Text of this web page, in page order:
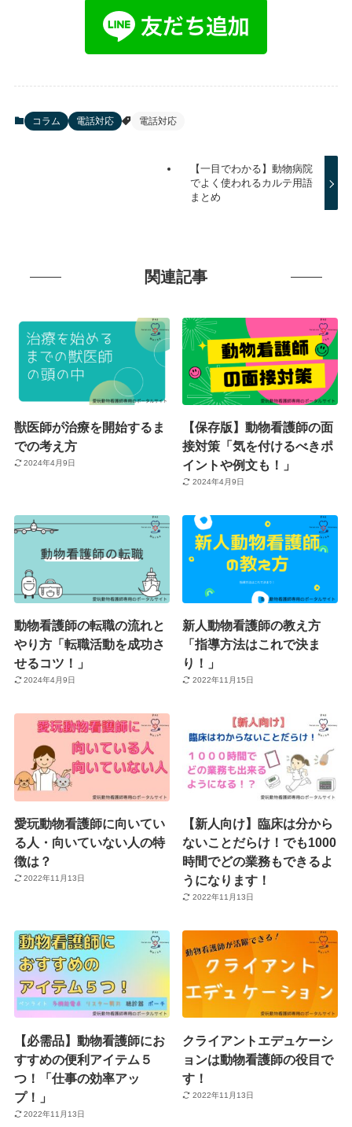
コラム 電話対応 電話対応
【一目でわかる】動物病院
でよく使われるカルテ用語
まとめ
関連記事
獣医師が治療を開始するま
での考え方
2024年4月9日
【保存版】動物看護師の面
接対策「気を付けるべきポ
イントや例文も！」
2024年4月9日
動物看護師の転職の流れと
やり方「転職活動を成功さ
せるコツ！」
2024年4月9日
新人動物看護師の教え方
「指導方法はこれで決ま
り！」
2022年11月15日
愛玩動物看護師に向いてい
る人・向いていない人の特
徴は？
2022年11月13日
【新人向け】臨床は分から
ないことだらけ！でも1000
時間でどの業務もできるよ
うになります！
2022年11月13日
【必需品】動物看護師にお
すすめの便利アイテム５
つ！「仕事の効率アッ
プ！」
2022年11月13日
クライアントエデュケーシ
ョンは動物看護師の役目で
す！
2022年11月13日